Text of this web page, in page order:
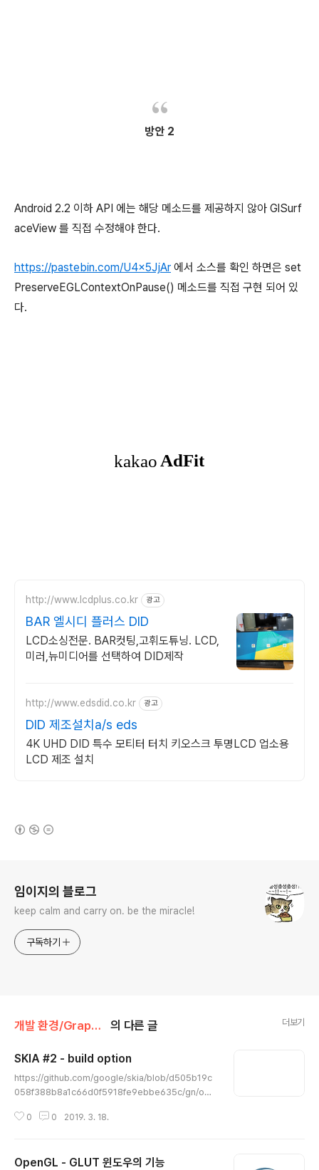
방안 2
Android 2.2 이하 API 에는 해당 메소드를 제공하지 않아 GlSurf
aceView 를 직접 수정해야 한다.
https://pastebin.com/U4x5JjAr 에서 소스를 확인 하면은 set
PreserveEGLContextOnPause() 메소드를 직접 구현 되어 있
다.
http://www.lcdplus.co.kr 광고
BAR 엘시디 플러스 DID
LCD소싱전문. BAR컷팅,고휘도튜닝. LCD,
미러,뉴미디어를 선택하여 DID제작
http://www.edsdid.co.kr 광고
DID 제조설치a/s eds
4K UHD DID 특수 모티터 터치 키오스크 투명LCD 업소용
LCD 제조 설치
임이지의 블로그
keep calm and carry on. be the miracle!
구독하기
개발 환경/Graphics 의 다른 글 더보기
SKIA #2 - build option
https://github.com/google/skia/blob/d505b19c
058f388b8a1c66d0f5918fe9ebbe635c/gn/opt
23242526272829303132333435363738394
2016 Google Inc.## Use of this source code is
0 0 2019. 3. 18.
OpenGL - GLUT 윈도우의 기능